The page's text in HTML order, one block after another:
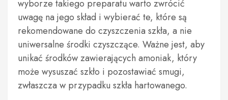
wyborze takiego preparatu warto zwrócić
uwagę na jego skład i wybierać te, które są
rekomendowane do czyszczenia szkła, a nie
uniwersalne środki czyszczące. Ważne jest, aby
unikać środków zawierających amoniak, który
może wysuszać szkło i pozostawiać smugi,
zwłaszcza w przypadku szkła hartowanego.